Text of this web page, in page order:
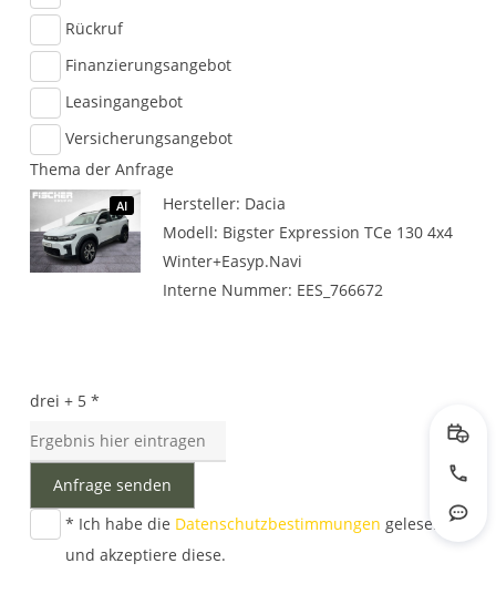
Rückruf
Finanzierungsangebot
Leasingangebot
Versicherungsangebot
Thema der Anfrage
AI
Hersteller: Dacia
Modell: Bigster Expression TCe 130 4x4
Winter+Easyp.Navi
Interne Nummer: EES_766672
drei + 5 *
Anfrage senden
* Ich habe die Datenschutzbestimmungen gelesen
und akzeptiere diese.
Jetzt